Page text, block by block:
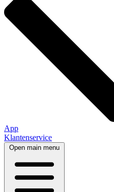
App
Klantenservice
Open main menu